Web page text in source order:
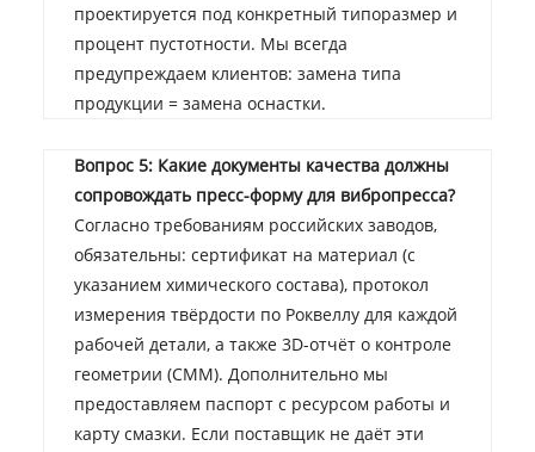
проектируется под конкретный типоразмер и
процент пустотности. Мы всегда
предупреждаем клиентов: замена типа
продукции = замена оснастки.
Вопрос 5: Какие документы качества должны
сопровождать пресс-форму для вибропресса?
Согласно требованиям российских заводов,
обязательны: сертификат на материал (с
указанием химического состава), протокол
измерения твёрдости по Роквеллу для каждой
рабочей детали, а также 3D-отчёт о контроле
геометрии (CMM). Дополнительно мы
предоставляем паспорт с ресурсом работы и
карту смазки. Если поставщик не даёт эти